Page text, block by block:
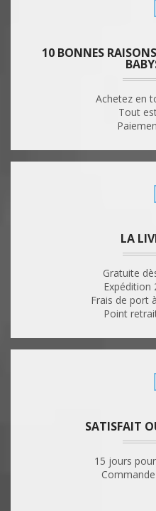
10 BONNES
Achetez en
Tout
LA
Gratuite
Expédition
Frais de port
Point
SATISFAIT
15 jours